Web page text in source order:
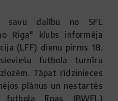
savu dalību no SFL
Rīga" klubs informēja
(LFF) dienu pirms 18.
futbola turnīru
Tāpat rīdzinieces
plānus un nestartēs
līgas (BWFL)